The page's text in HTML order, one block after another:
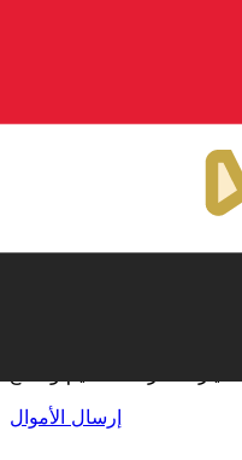
إرسال الأموال